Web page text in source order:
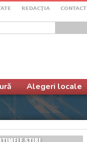
REDACŢIA CONTACT
căutare
Alegeri locale